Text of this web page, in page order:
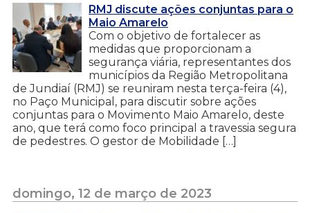
RMJ discute ações conjuntas para o
Maio Amarelo
Com o objetivo de fortalecer as
medidas que proporcionam a
segurança viária, representantes dos
municípios da Região Metropolitana
de Jundiaí (RMJ) se reuniram nesta terça-feira (4),
no Paço Municipal, para discutir sobre ações
conjuntas para o Movimento Maio Amarelo, deste
ano, que terá como foco principal a travessia segura
de pedestres. O gestor de Mobilidade […]
domingo, 12 de março de 2023